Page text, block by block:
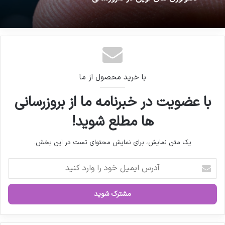
چاپ و بسته‌بندی از مهم‌ترین نیازهای صنعت
با خرید محصول از ما
با عضویت در خبرنامه ما از بروزرسانی
ها مطلع شوید!
یک متن نمایش، برای نمایش محتوای تست در این بخش.
ر
ا
ی